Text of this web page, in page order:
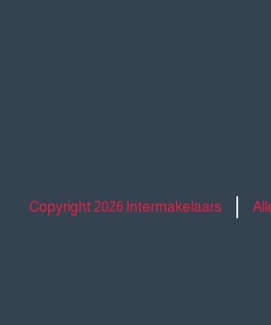
Copyright 2026 Intermakelaars